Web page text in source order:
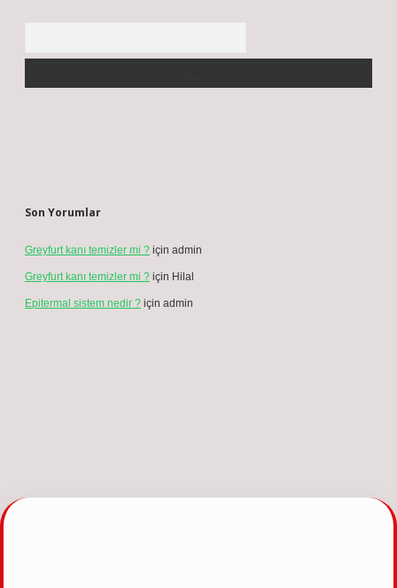
Son Yorumlar
Greyfurt kanı temizler mi ? için admin
Greyfurt kanı temizler mi ? için Hilal
Epitermal sistem nedir ? için admin
güncel giriş